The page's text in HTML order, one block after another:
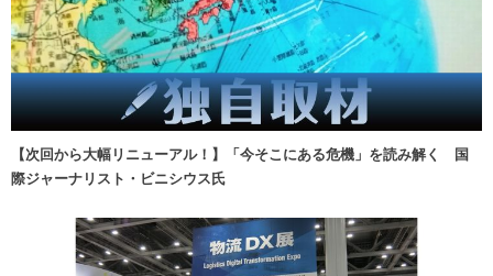
【次回から大幅リニューアル！】「今そこにある危機」を読み解く 国
際ジャーナリスト・ビニシウス氏